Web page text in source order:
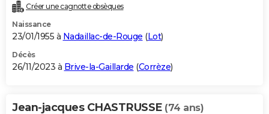
Créer une cagnotte obsèques
Naissance
23/01/1955 à Nadaillac-de-Rouge (Lot)
Décès
26/11/2023 à Brive-la-Gaillarde (Corrèze)
Jean-jacques CHASTRUSSE (74 ans)